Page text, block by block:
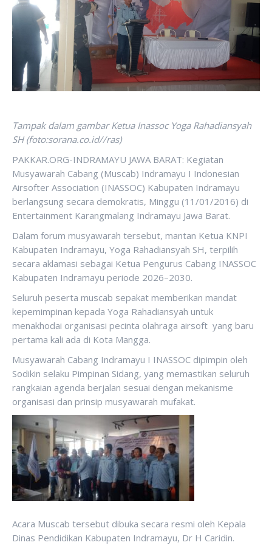
Tampak dalam gambar Ketua Inassoc Yoga Rahadiansyah
SH (foto:sorana.co.id//ras)
PAKKAR.ORG-INDRAMAYU JAWA BARAT: Kegiatan
Musyawarah Cabang (Muscab) Indramayu I Indonesian
Airsofter Association (INASSOC) Kabupaten Indramayu
berlangsung secara demokratis, Minggu (11/01/2016) di
Entertainment Karangmalang Indramayu Jawa Barat.
Dalam forum musyawarah tersebut, mantan Ketua KNPI
Kabupaten Indramayu, Yoga Rahadiansyah SH, terpilih
secara aklamasi sebagai Ketua Pengurus Cabang INASSOC
Kabupaten Indramayu periode 2026–2030.
Seluruh peserta muscab sepakat memberikan mandat
kepemimpinan kepada Yoga Rahadiansyah untuk
menakhodai organisasi pecinta olahraga airsoft yang baru
pertama kali ada di Kota Mangga.
Musyawarah Cabang Indramayu I INASSOC dipimpin oleh
Sodikin selaku Pimpinan Sidang, yang memastikan seluruh
rangkaian agenda berjalan sesuai dengan mekanisme
organisasi dan prinsip musyawarah mufakat.
Acara Muscab tersebut dibuka secara resmi oleh Kepala
Dinas Pendidikan Kabupaten Indramayu, Dr H Caridin.